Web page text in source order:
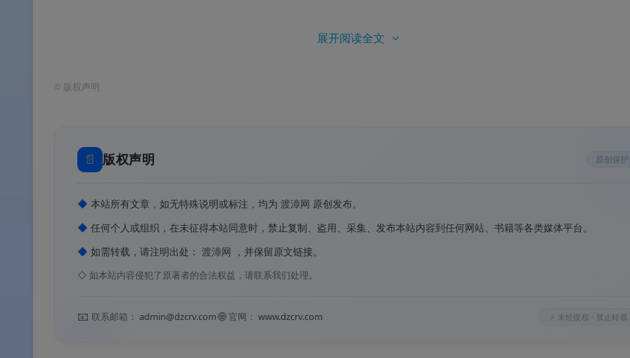
：黑红配色 + ROG“败家之眼”标志，与 ROG 主板风格完美统一
✅ 持续更新支持
软件功能
⚙️ 软件功能
小（L1/L2/L3）、工作电压等。
展开阅读全文
© 版权声明
📄 版权声明 原创保护
◆ 本站所有文章，如无特殊说明或标注，均为 渡漳网 原创发布。
◆ 任何个人或组织，在未征得本站同意时，禁止复制、盗用、采集、发布本站内容到任何网站、书籍等各类媒体平台。
◆ 如需转载，请注明出处： 渡漳网 ，并保留原文链接。
◇ 如本站内容侵犯了原著者的合法权益，请联系我们处理。
📧 联系邮箱： admin@dzcrv.com🌐官网： www.dzcrv.com ⚡ 未经授权 · 禁止转载